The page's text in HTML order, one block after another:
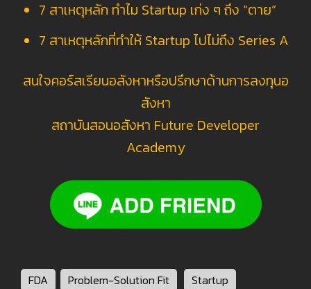
7 สาเหตุหลัก ทำไม Startup เก่ง ๆ ถึง “ตาย”
7 สาเหตุหลักที่ทำให้ Startup ไปไม่ถึง Series A
สนใจคอร์สเรียนอสังหาหรือปรึกษาด้านการลงทุนอ
สังหา
สถาบันสอนอสังหา Future Developer
Academy
FDA Problem-Solution Fit
Startup